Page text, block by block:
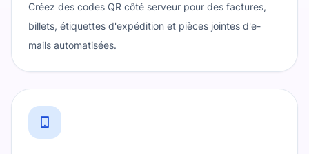
Créez des codes QR côté serveur pour des factures,
billets, étiquettes d'expédition et pièces jointes d'e-
mails automatisées.